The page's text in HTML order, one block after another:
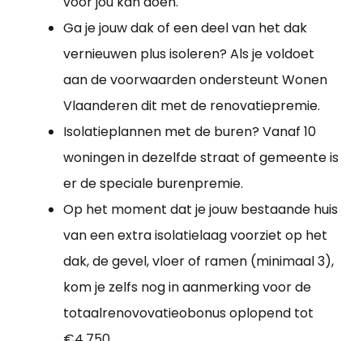
Ga je jouw dak of een deel van het dak
vernieuwen plus isoleren? Als je voldoet
aan de voorwaarden ondersteunt Wonen
Vlaanderen dit met de renovatiepremie.
Isolatieplannen met de buren? Vanaf 10
woningen in dezelfde straat of gemeente is
er de speciale burenpremie.
Op het moment dat je jouw bestaande huis
van een extra isolatielaag voorziet op het
dak, de gevel, vloer of ramen (minimaal 3),
kom je zelfs nog in aanmerking voor de
totaalrenovovatieobonus oplopend tot